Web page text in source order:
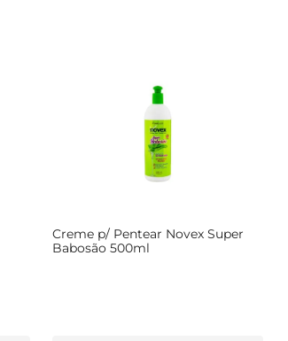
Creme p/ Pentear Novex Super
Babosão 500ml